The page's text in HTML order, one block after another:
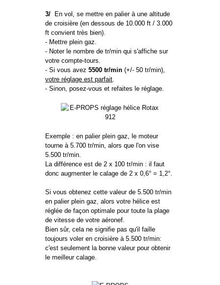
3/ En vol, se mettre en palier à une altitude
de croisière (en dessous de 10.000 ft / 3.000
ft convient très bien).
- Mettre plein gaz.
- Noter le nombre de tr/min qui s'affiche sur
votre compte-tours.
- Si vous avez5500 tr/min (+/- 50 tr/min),
votre réglage est parfait
- Sinon, posez-vous et refaites le réglage.
Exemple : en palier plein gaz, le moteur
tourne à 5.700 tr/min, alors que l'on vise
5.500 tr/min.
La différence est de 2 x 100 tr/min : il faut
donc augmenter le calage de 2 x 0,6° = 1,2°.
Si vous obtenez cette valeur de 5.500 tr/min
en palier plein gaz, alors votre hélice est
réglée de façon optimale pour toute la plage
de vitesse de votre aéronef.
Bien sûr, cela ne signifie pas qu'il faille
toujours voler en croisière à 5.500 tr/min:
c'est seulement la bonne valeur pour obtenir
le meilleur calage.